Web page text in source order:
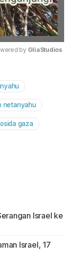
by GliaStudios
netanyahu
gaza
Israel ke
Israel, 17